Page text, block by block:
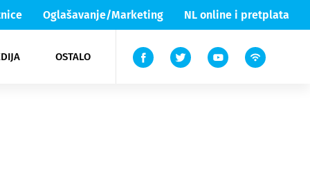
Oglašavanje/Marketing NL online i pretplata
OSTALO
Lika & Senj
TV